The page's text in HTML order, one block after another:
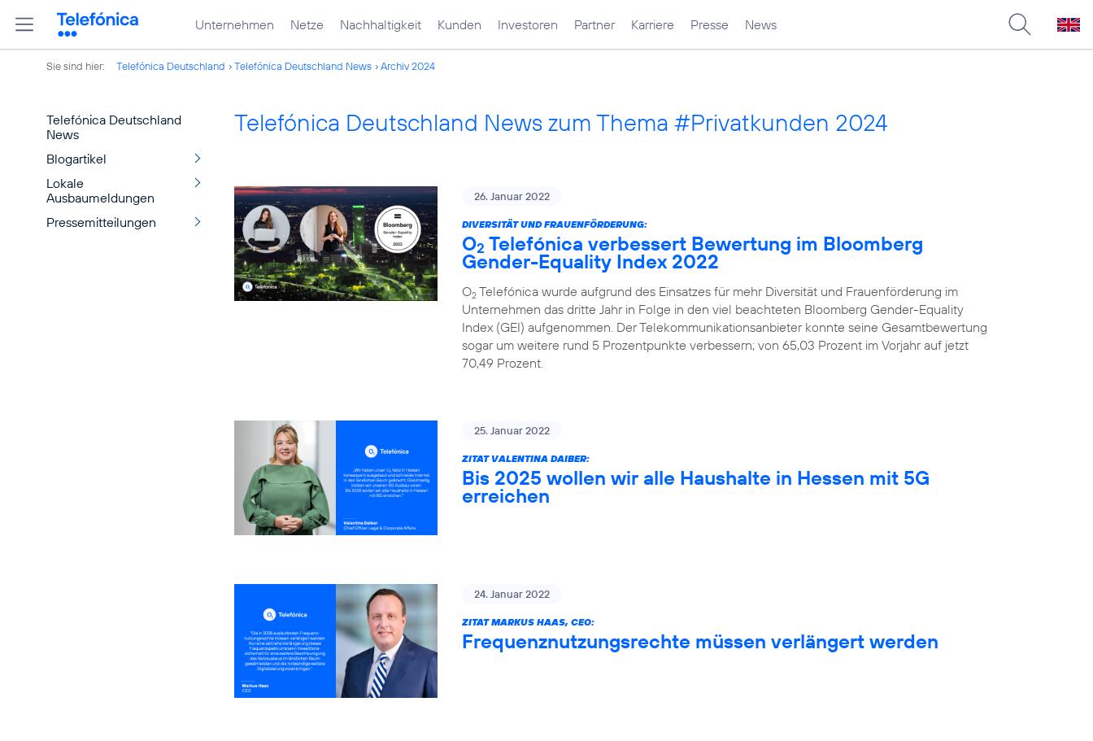
Unternehmen Netze Nachhaltigkeit Kunden Investoren Partner Karriere Presse News
Sie sind hier: Telefónica Deutschland Telefónica Deutschland News Archiv 2024
Telefónica Deutschland
News
Blogartikel
Lokale
Ausbaumeldungen
Pressemitteilungen
Telefónica Deutschland News zum Thema #Privatkunden 2024
26. Januar 2022
DIVERSITÄT UND FRAUENFÖRDERUNG:
O2 Telefónica verbessert Bewertung im Bloomberg
Gender-Equality Index 2022
O2 Telefónica wurde aufgrund des Einsatzes für mehr Diversität und Frauenförderung im
Unternehmen das dritte Jahr in Folge in den viel beachteten Bloomberg Gender-Equality
Index (GEI) aufgenommen. Der Telekommunikationsanbieter konnte seine Gesamtbewertung
sogar um weitere rund 5 Prozentpunkte verbessern; von 65,03 Prozent im Vorjahr auf jetzt
70,49 Prozent.
25. Januar 2022
ZITAT VALENTINA DAIBER:
Bis 2025 wollen wir alle Haushalte in Hessen mit 5G
erreichen
24. Januar 2022
ZITAT MARKUS HAAS, CEO:
Frequenznutzungsrechte müssen verlängert werden